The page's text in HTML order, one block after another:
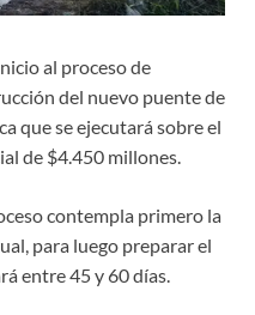
al proceso de
del nuevo puente de
que se ejecutará sobre el
de $4.450 millones.
contempla primero la
para luego preparar el
entre 45 y 60 días.